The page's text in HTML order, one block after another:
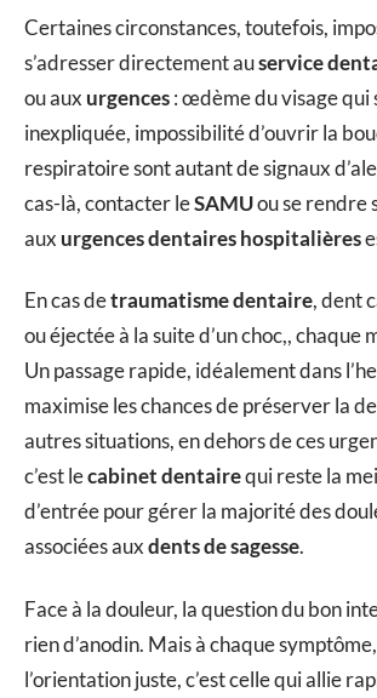
Certaines circonstances, toutefois,
s’adresser directement auservice
ou aux urgences: œdème du visage qui
inexpliquée, impossibilité d’ouvrir la
respiratoire sont autant de signaux
cas-là, contacter leSAMUou se rendre
aux urgences dentaires hospitalières
En cas detraumatisme dentaire, dent
ou éjectée à la suite d’un choc,, chaque
Un passage rapide, idéalement dans
maximise les chances de préserver la
autres situations, en dehors de ces
c’est lecabinet dentairequi reste la
d’entrée pour gérer la majorité des
associées auxdents de sagesse.
Face à la douleur, la question du bon
rien d’anodin. Mais à chaque
l’orientation juste, c’est celle qui allie